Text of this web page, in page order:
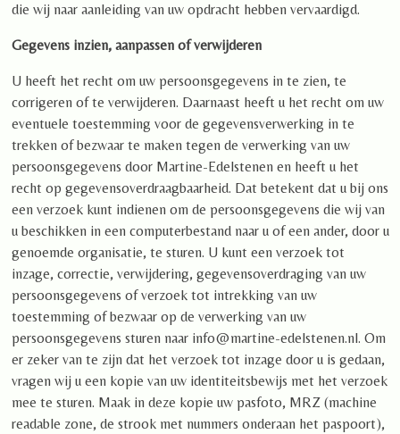
die wij naar aanleiding van uw opdracht hebben vervaardigd.
Gegevens inzien, aanpassen of verwijderen
U heeft het recht om uw persoonsgegevens in te zien, te
corrigeren of te verwijderen. Daarnaast heeft u het recht om uw
eventuele toestemming voor de gegevensverwerking in te
trekken of bezwaar te maken tegen de verwerking van uw
persoonsgegevens door Martine-Edelstenen en heeft u het
recht op gegevensoverdraagbaarheid. Dat betekent dat u bij ons
een verzoek kunt indienen om de persoonsgegevens die wij van
u beschikken in een computerbestand naar u of een ander, door u
genoemde organisatie, te sturen. U kunt een verzoek tot
inzage, correctie, verwijdering, gegevensoverdraging van uw
persoonsgegevens of verzoek tot intrekking van uw
toestemming of bezwaar op de verwerking van uw
persoonsgegevens sturen naar info@martine-edelstenen.nl. Om
er zeker van te zijn dat het verzoek tot inzage door u is gedaan,
vragen wij u een kopie van uw identiteitsbewijs met het verzoek
mee te sturen. Maak in deze kopie uw pasfoto, MRZ (machine
readable zone, de strook met nummers onderaan het paspoort),